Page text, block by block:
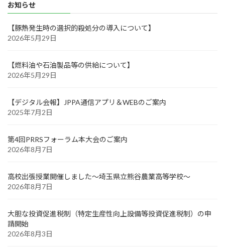
お知らせ
【豚熱発生時の選択的殺処分の導入について】
2026年5月29日
【燃料油や石油製品等の供給について】
2026年5月29日
【デジタル会報】JPPA通信アプリ＆WEBのご案内
2025年7月2日
第4回PRRSフォーラム本大会のご案内
2026年8月7日
高校出張授業開催しました～埼玉県立熊谷農業高等学校～
2026年8月7日
大胆な投資促進税制（特定生産性向上設備等投資促進税制）の申
請開始
2026年8月3日